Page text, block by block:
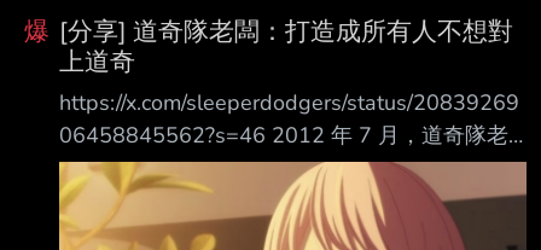
教育。 我小時候非常喜歡Derek Jeter,很顯然他
整個職業生涯都只效力於同一支球隊。 我的合
約中有不可交易條款，所以是否接受交易，最終
決定權在我。 我目前仍是天使隊的一員，現在
的情況就是如此。」 「對我而言，能在這裡重
返季後賽，並為球隊帶來
爆 [分享] 道奇隊老闆：打造成所有人不想對
上道奇
https://x.com/sleeperdodgers/status/20839269
06458845562?s=46 2012 年 7 月，道奇隊老
闆Mark Walter特談到球隊交易補強時表示：
「我們不會就此停手。我們還會繼續補強，要把
球隊打造得讓任何人都不想和道奇隊交手。 」